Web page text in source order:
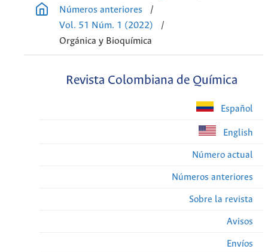
Números anteriores
/
Vol. 51 Núm. 1 (2022)
/
Orgánica y Bioquímica
Revista Colombiana de Química
Español
English
Número actual
Números anteriores
Sobre la revista
Avisos
Envíos